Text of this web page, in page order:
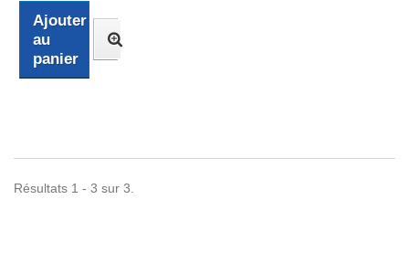
Ajouter
au
panier
Résultats 1 - 3 sur 3.